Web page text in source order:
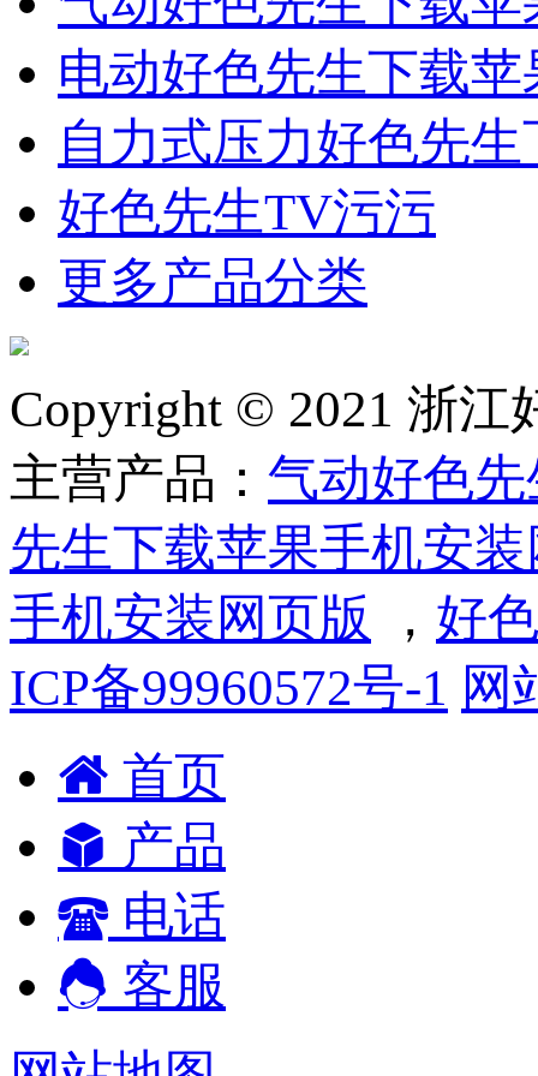
电动好色先生下载
自力式压力好色先
好色先生TV污污
更多产品分类
Copyright © 2021 浙
主营产品： 气动好色
先生下载苹果手机安
手机安装网页版
， 好
ICP备99960572号-1 网
首页
产品
电话
客服